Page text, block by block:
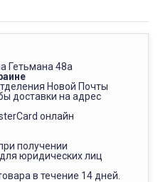
Гетьмана 48а
Новой Почты
доставки на адрес
онлайн
получении
юридических лиц
в течение 14 дней.